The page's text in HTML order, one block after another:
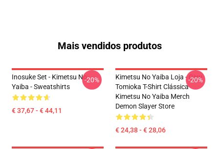
Mais vendidos produtos
Inosuke Set - Kimetsu No
Yaiba - Sweatshirts
€ 37,67 - € 44,11
-20%
Kimetsu No Yaiba Loja - Giyu
Tomioka T-Shirt Clássica
Kimetsu No Yaiba Merch
Demon Slayer Store
€ 24,38 - € 28,06
-20%